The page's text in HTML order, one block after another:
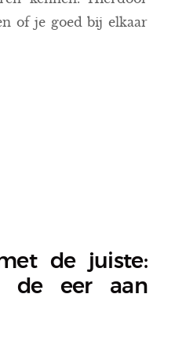
of je goed bij elkaar
de juiste:
de eer aan